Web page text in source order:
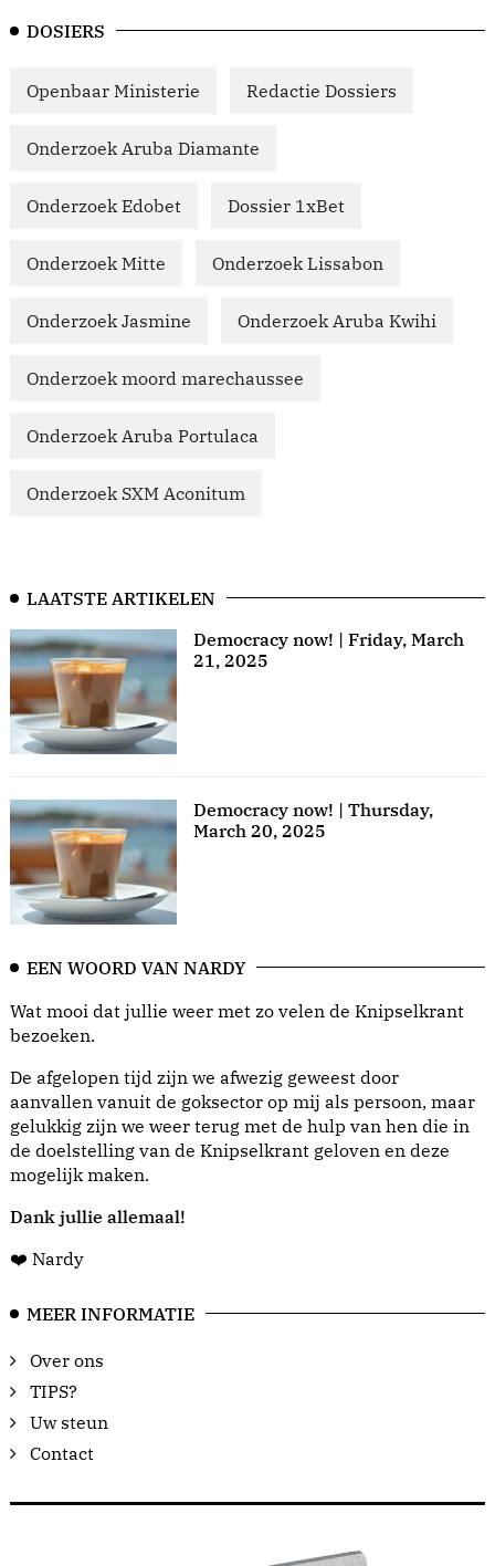
DOSIERS
Openbaar Ministerie Redactie Dossiers
Onderzoek Aruba Diamante
Onderzoek Edobet Dossier 1xBet
Onderzoek Mitte Onderzoek Lissabon
Onderzoek Jasmine Onderzoek Aruba Kwihi
Onderzoek moord marechaussee
Onderzoek Aruba Portulaca
Onderzoek SXM Aconitum
LAATSTE ARTIKELEN
Democracy now! | Friday, March
21, 2025
Democracy now! | Thursday,
March 20, 2025
EEN WOORD VAN NARDY
Wat mooi dat jullie weer met zo velen de Knipselkrant
bezoeken.
De afgelopen tijd zijn we afwezig geweest door
aanvallen vanuit de goksector op mij als persoon, maar
gelukkig zijn we weer terug met de hulp van hen die in
de doelstelling van de Knipselkrant geloven en deze
mogelijk maken.
Dank jullie allemaal!
❤️ Nardy
MEER INFORMATIE
Over ons
TIPS?
Uw steun
Contact